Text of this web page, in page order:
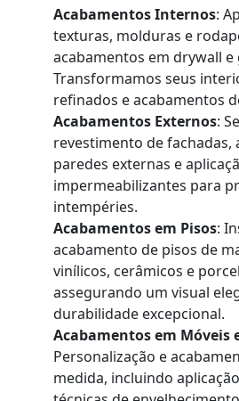
Acabamentos Internos:
texturas, molduras e
acabamentos em drywall e
Transformamos seus
refinados e acabamentos
Acabamentos Externos:
revestimento de fachadas,
paredes externas e
impermeabilizantes para
intempéries.
Acabamentos em Pisos:
acabamento de pisos de
vinílicos, cerâmicos e
assegurando um visual
durabilidade excepcional.
Acabamentos em Móveis
Personalização e
medida, incluindo